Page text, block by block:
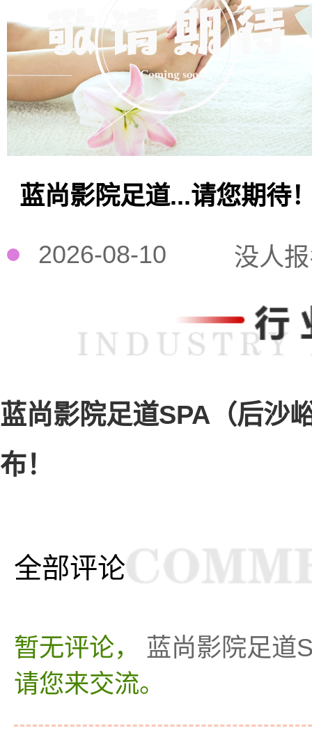
蓝尚影院足道...请您期待
2026-08-10 没人
蓝尚影院足道SPA（后沙
布！
全部评论
暂无评论， 蓝尚影院足道
请您来交流。